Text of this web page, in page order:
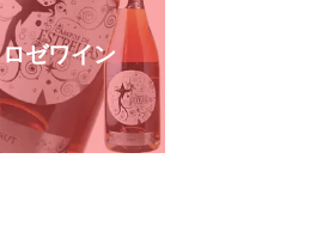
ロゼワイン